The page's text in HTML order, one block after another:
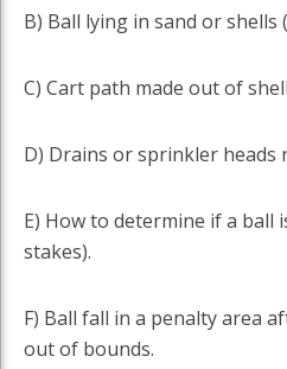
B) Ball lying in sand or shells
C) Cart path made out of
D) Drains or sprinkler heads
E) How to determine if a ball
stakes).
F) Ball fall in a penalty area
out of bounds.